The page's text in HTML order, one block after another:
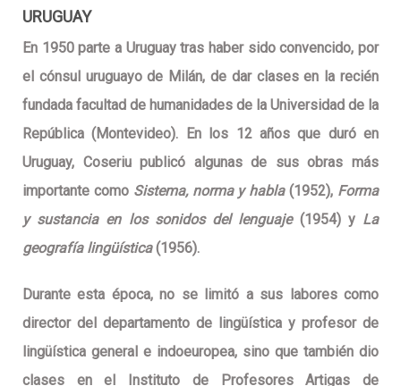
URUGUAY
En 1950 parte a Uruguay tras haber sido convencido, por
el cónsul uruguayo de Milán, de dar clases en la recién
fundada facultad de humanidades de la Universidad de la
República (Montevideo). En los 12 años que duró en
Uruguay, Coseriu publicó algunas de sus obras más
importante como Sistema, norma y habla(1952), Forma
y sustancia en los sonidos del lenguaje(1954) y La
geografía lingüística(1956).
Durante esta época, no se limitó a sus labores como
director del departamento de lingüística y profesor de
lingüística general e indoeuropea, sino que también dio
clases en el Instituto de Profesores Artigas de